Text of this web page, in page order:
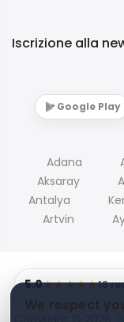
We respect
Iscrizione alla
Google Play
Adana
Aksaray
Antalya
Artvin
5.0★★★★★18